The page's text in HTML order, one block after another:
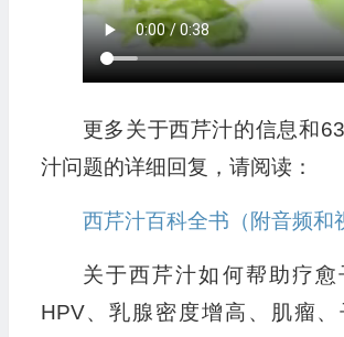
更多关于西芹汁的信息和
汁问题的详细回复，请阅读：
西芹汁百科全书（附音频和
关于西芹汁如何帮助疗愈
HPV、乳腺密度增高、肌瘤